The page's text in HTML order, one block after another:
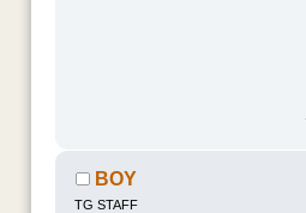
BOY
TG STAFF